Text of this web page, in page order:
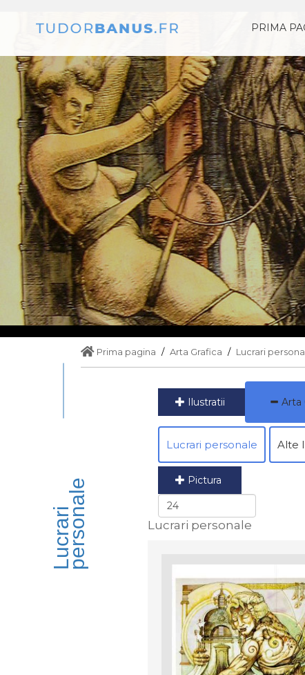
PRIMA
Prima pagina Arta Grafica Lucrari
L
u
c
r
a
r
i
p
e
r
s
o
n
a
le
Ilustratii Arta
Lucrari personale Alte
Pictura
Lucrari personale